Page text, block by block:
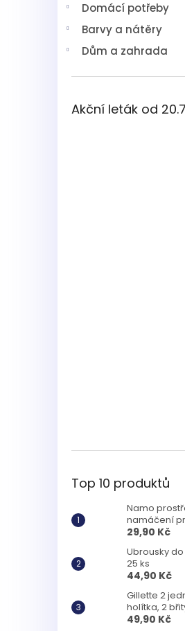
Domácí potřeby
Barvy a nátěry
Dům a zahrada
Akční leták od
Top 10 produktů
Namo
namáčení
29,90 Kč
Ubrousky do
25 ks
44,90 Kč
Gillette 2
holítka, 2
49,90 Kč